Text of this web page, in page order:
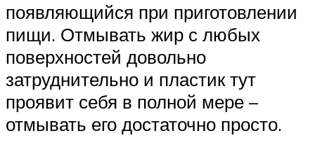
появляющийся при приготовлении
пищи. Отмывать жир с любых
поверхностей довольно
затруднительно и пластик тут
проявит себя в полной мере –
отмывать его достаточно просто.